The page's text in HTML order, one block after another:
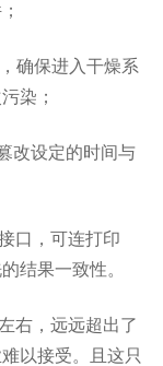
确保进入干燥系
染；
设定的时间与
，可连打印
结果一致性。
，远远超出了
以接受。且这只